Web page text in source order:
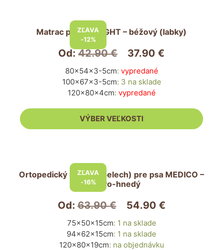
ZĽAVA
-12%
Matrac pre psa LIGHT – béžový (labky)
Od:42.90€ 37.90 €
80x54x3-5cm: vypredané
100x67x3-5cm: 3 na sklade
120x80x4cm: vypredané
VÝBER VEĽKOSTI
vybrať
stránke
ZĽAVA
-16%
Ortopedický matrac (pelech) pre psa MEDICO –
béžovo-hnedý
Od:63.90€ 54.90 €
75x50x15cm: 1 na sklade
94x62x15cm: 1 na sklade
120x80x19cm: na objednávku
má